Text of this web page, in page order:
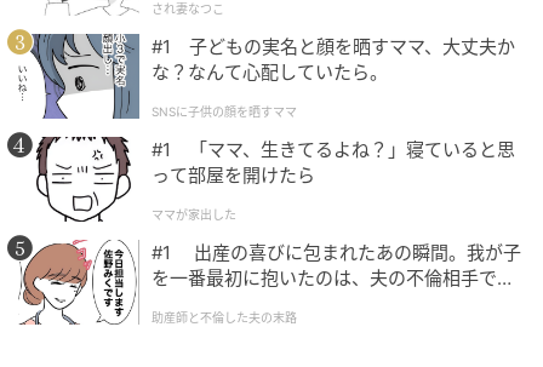
い。
水アートが始まっただけでも、「え！！水アート始ま
った！！」と興奮していました。
だんだん文字が描かれ始め、最初は意味が理解できま
せんでした。「め・ざ・せ…」と一文字ずつ読んでい
ったとき、「え？なんでそんなメッセージを？」とい
う感じだったのですが、瞬時に息子がついさっきCAさ
んと、「パイロットになる！」と話していたのを思い
出し、「え！？まさか！？」と混乱しました。
され妻なつこ
#1 子どもの実名と顔を晒すママ、大丈夫か
な？なんて心配していたら。
SNSに子供の顔を晒すママ
#1 「ママ、生きてるよね？」寝ていると思
って部屋を開けたら
ママが家出した
#1 出産の喜びに包まれたあの瞬間。我が子
を一番最初に抱いたのは、夫の不倫相手でし
助産師と不倫した夫の末路